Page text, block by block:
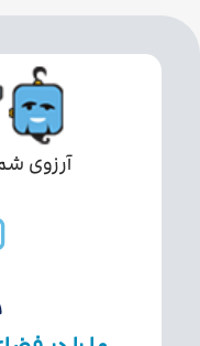
آرزوی